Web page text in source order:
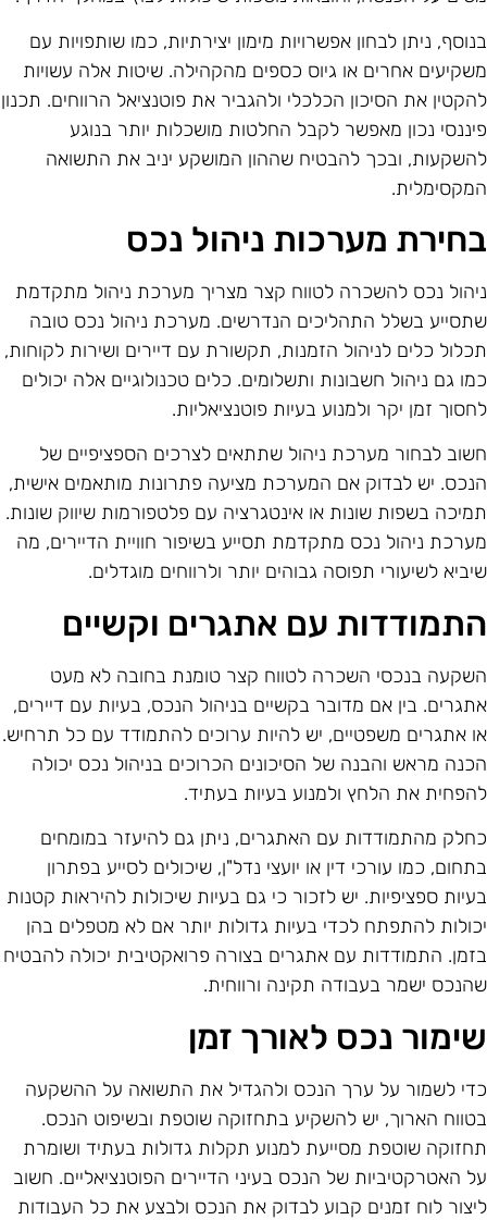
ניתן לבחון אפשרויות מימון יצירתיות, כמו שותפויות עם
אחרים או גיוס כספים מהקהילה. שיטות אלה עשויות
את הסיכון הכלכלי ולהגביר את פוטנציאל הרווחים. תכנון
נכון מאפשר לקבל החלטות מושכלות יותר בנוגע
ובכך להבטיח שההון המושקע יניב את התשואה
מערכות ניהול נכס
נכס להשכרה לטווח קצר מצריך מערכת ניהול מתקדמת
בשלל התהליכים הנדרשים. מערכת ניהול נכס טובה
כלים לניהול הזמנות, תקשורת עם דיירים ושירות לקוחות,
גם ניהול חשבונות ותשלומים. כלים טכנולוגיים אלה יכולים
זמן יקר ולמנוע בעיות פוטנציאליות.
לבחור מערכת ניהול שתתאים לצרכים הספציפיים של
יש לבדוק אם המערכת מציעה פתרונות מותאמים אישית,
בשפות שונות או אינטגרציה עם פלטפורמות שיווק שונות.
ניהול נכס מתקדמת תסייע בשיפור חוויית הדיירים, מה
לשיעורי תפוסה גבוהים יותר ולרווחים מוגדלים.
עם אתגרים וקשיים
בנכסי השכרה לטווח קצר טומנת בחובה לא מעט
בין אם מדובר בקשיים בניהול הנכס, בעיות עם דיירים,
אתגרים משפטיים, יש להיות ערוכים להתמודד עם כל תרחיש.
מראש והבנה של הסיכונים הכרוכים בניהול נכס יכולה
את הלחץ ולמנוע בעיות בעתיד.
מהתמודדות עם האתגרים, ניתן גם להיעזר במומחים
כמו עורכי דין או יועצי נדל"ן, שיכולים לסייע בפתרון
ספציפיות. יש לזכור כי גם בעיות שיכולות להיראות קטנות
להתפתח לכדי בעיות גדולות יותר אם לא מטפלים בהן
התמודדות עם אתגרים בצורה פרואקטיבית יכולה להבטיח
ישמר בעבודה תקינה ורווחית.
נכס לאורך זמן
לשמור על ערך הנכס ולהגדיל את התשואה על ההשקעה
הארוך, יש להשקיע בתחזוקה שוטפת ובשיפוט הנכס.
שוטפת מסייעת למנוע תקלות גדולות בעתיד ושומרת
האטרקטיביות של הנכס בעיני הדיירים הפוטנציאליים. חשוב
לוח זמנים קבוע לבדוק את הנכס ולבצע את כל העבודות